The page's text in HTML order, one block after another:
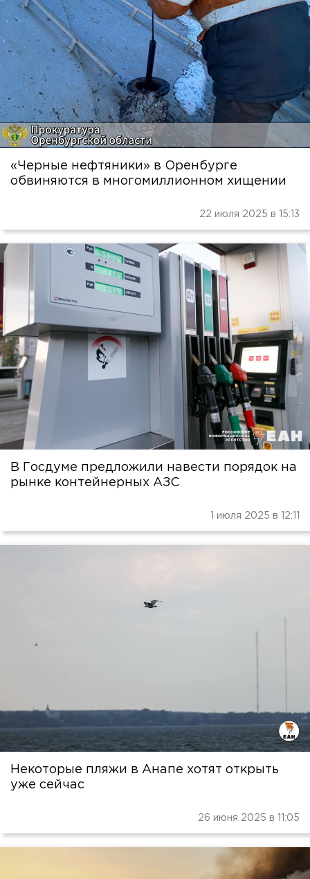
«Черные нефтяники» в Оренбурге
обвиняются в многомиллионном хищении
22 июля 2025 в 15:13
В Госдуме предложили навести порядок на
рынке контейнерных АЗС
1 июля 2025 в 12:11
Некоторые пляжи в Анапе хотят открыть
уже сейчас
26 июня 2025 в 11:05